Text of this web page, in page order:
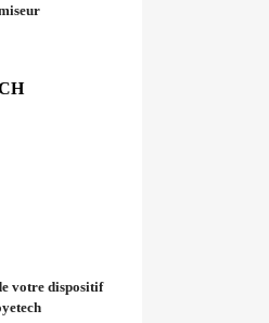
votre dispositif